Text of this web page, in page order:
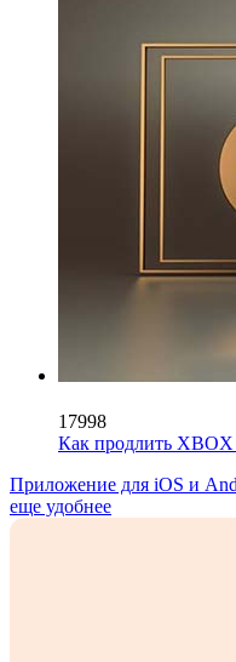
17998
Как продлить
Приложение для iOS и
еще удобнее